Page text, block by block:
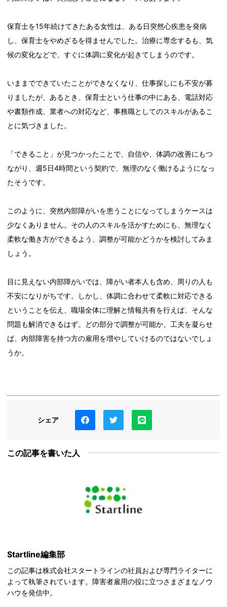
保育士を15年続けてきたある女性は、ある日突然心疾患を発病
し、保育士をやめざるを得ませんでした。治療に専念するも、気
候の変化などで、すぐに体調に変化が起きてしまうのです。
いままでできていたことができなくなり、仕事探しにも不安が募
りましたが、あるとき、保育士という仕事の中にある、電話対応
や書類作成、業者への対応など、事務職としてのスキルがあるこ
とに気づきました。
「できること」が見つかったことで、自信や、体調の改善にもつ
ながり、週5日4時間という契約で、無理のなく働けるようになっ
たそうです。
このように、突然内部障がいを患うことになってしまうケースは
少なくありません。その人のスキルを活かすためにも、無理なく
柔軟な働き方ができるよう、調整が可能かどうかを検討してみま
しょう。
目に見えない内部障がいでは、障がい者本人も含め、周りの人も
不安になりがちです。しかし、体調に合わせて柔軟に対応できる
ということを伝え、職場全体に理解と情報共有を行えば、そんな
問題も解消できるはず。どの部分で調整が可能か、工夫を凝らせ
ば、内部障害を持つ方の雇用を増やしていけるのではないでしょ
うか。
シェア
この記事を書いた人
Startline編集部
この記事は株式会社スタートラインの社員および専門ライターに
よって執筆されています。障害者雇用の役に立つさまざまなノウ
ハウを発信中。